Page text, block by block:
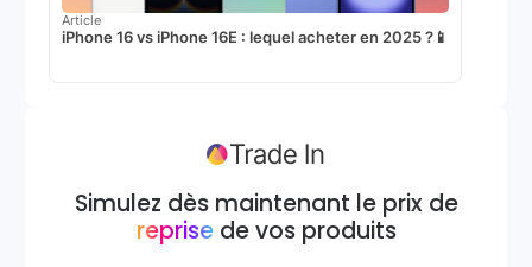
Article
iPhone 16 vs iPhone 16E : lequel acheter en 2025 ?📱
Simulez dès maintenant le prix de
reprisede vos produits